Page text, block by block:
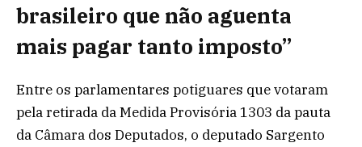
brasileiro que não aguenta
mais pagar tanto imposto”
Entre os parlamentares potiguares que votaram
pela retirada da Medida Provisória 1303 da pauta
da Câmara dos Deputados, o deputado Sargento